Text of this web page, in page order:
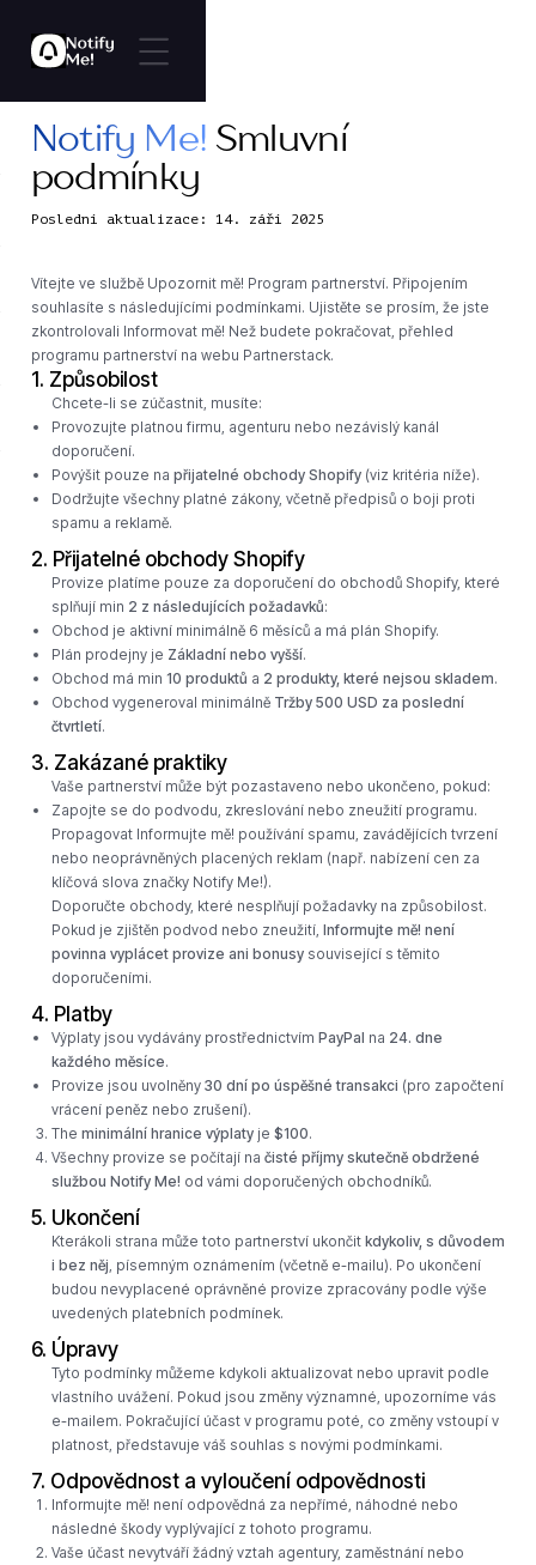
Notify Me! Smluvní
podmínky
Poslední aktualizace: 14. září 2025
Vítejte ve službě Upozornit mě! Program partnerství. Připojením
souhlasíte s následujícími podmínkami. Ujistěte se prosím, že jste
zkontrolovali Informovat mě! Než budete pokračovat, přehled
programu partnerství na webu Partnerstack.
1. Způsobilost
Chcete-li se zúčastnit, musíte:
Provozujte platnou firmu, agenturu nebo nezávislý kanál
doporučení.
Povýšit pouze na přijatelné obchody Shopify(viz kritéria níže).
Dodržujte všechny platné zákony, včetně předpisů o boji proti
spamu a reklamě.
2. Přijatelné obchody Shopify
Provize platíme pouze za doporučení do obchodů Shopify, které
splňují min 2 z následujících požadavků:
Obchod je aktivní minimálně 6 měsíců a má plán Shopify.
Plán prodejny je Základní nebo vyšší.
Obchod má min 10 produktů a 2 produkty, které nejsou skladem.
Obchod vygeneroval minimálně Tržby 500 USD za poslední
čtvrtletí.
3. Zakázané praktiky
Vaše partnerství může být pozastaveno nebo ukončeno, pokud:
Zapojte se do podvodu, zkreslování nebo zneužití programu.
Propagovat Informujte mě! používání spamu, zavádějících tvrzení
nebo neoprávněných placených reklam (např. nabízení cen za
klíčová slova značky Notify Me!).
Doporučte obchody, které nesplňují požadavky na způsobilost.
Pokud je zjištěn podvod nebo zneužití, Informujte mě! není
povinna vyplácet provize ani bonusysouvisející s těmito
doporučeními.
4. Platby
Výplaty jsou vydávány prostřednictvím PayPal na 24. dne
každého měsíce.
Provize jsou uvolněny 30 dní po úspěšné transakci (pro započtení
vrácení peněz nebo zrušení).
The minimální hranice výplatyje $100.
Všechny provize se počítají na čisté příjmy skutečně obdržené
službou Notify Me! od vámi doporučených obchodníků.
5. Ukončení
Kterákoli strana může toto partnerství ukončit kdykoliv, s důvodem
i bez něj , písemným oznámením (včetně e-mailu). Po ukončení
budou nevyplacené oprávněné provize zpracovány podle výše
uvedených platebních podmínek.
6. Úpravy
Tyto podmínky můžeme kdykoli aktualizovat nebo upravit podle
vlastního uvážení. Pokud jsou změny významné, upozorníme vás
e-mailem. Pokračující účast v programu poté, co změny vstoupí v
platnost, představuje váš souhlas s novými podmínkami.
7. Odpovědnost a vyloučení odpovědnosti
Informujte mě! není odpovědná za nepřímé, náhodné nebo
následné škody vyplývající z tohoto programu.
Vaše účast nevytváří žádný vztah agentury, zaměstnání nebo